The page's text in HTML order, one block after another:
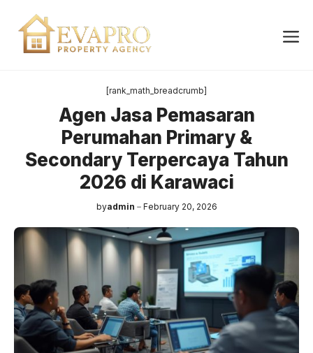
content
[rank_math_breadcrumb]
Agen Jasa Pemasaran
Perumahan Primary &
Secondary Terpercaya Tahun
2026 di Karawaci
byadmin February 20, 2026